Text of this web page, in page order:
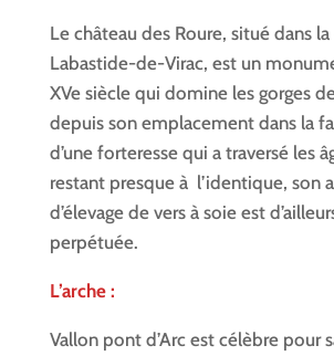
Le château des Roure, situé dans
Labastide-de-Virac, est un
XVe siècle qui domine les gorges
depuis son emplacement dans la
d’une forteresse qui a traversé les
restant presque à l’identique, son
d’élevage de vers à soie est
perpétuée.
L’arche :
Vallon pont d’Arc est célèbre pour